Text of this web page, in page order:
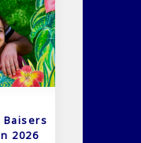
Baisers
2026